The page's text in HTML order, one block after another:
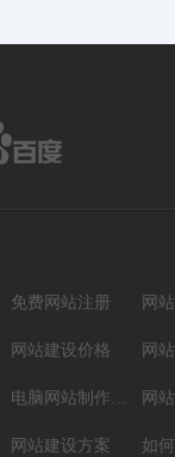
免费网站注册 网
网站建设价格 网
电脑网站制作设计 网
网站建设方案 如